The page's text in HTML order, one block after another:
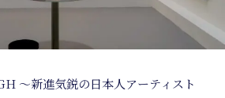
～新進気鋭の日本人アーティスト